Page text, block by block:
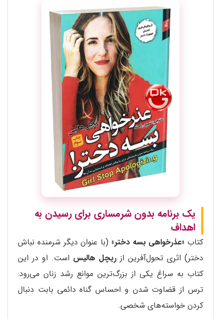
یک برنامه بدون شرمساری برای رسیدن به
اهداف
کتاب «عذرخواهی بسه دختر» (با عنوان دیگر شرمنده نباش
دختر) اثری تحول‌آفرین از ریچل هالیس است. او در این
کتاب به سراغ یکی از بزرگ‌ترین موانع رشد زنان می‌رود:
ترس از قضاوت شدن و احساس گناه دائمی بابت دنبال
کردن خواسته‌های شخصی.